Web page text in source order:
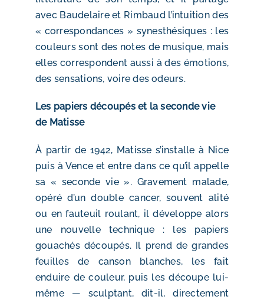
avec Baudelaire et Rimbaud l’intuition des
« correspondances » synesthésiques : les
couleurs sont des notes de musique, mais
elles correspondent aussi à des émotions,
des sensations, voire des odeurs.
Les papiers découpés et la seconde vie
de Matisse
À partir de 1942, Matisse s’installe à Nice
puis à Vence et entre dans ce qu’il appelle
sa « seconde vie ». Gravement malade,
opéré d’un double cancer, souvent alité
ou en fauteuil roulant, il développe alors
une nouvelle technique : les papiers
gouachés découpés. Il prend de grandes
feuilles de canson blanches, les fait
enduire de couleur, puis les découpe lui-
même — sculptant, dit-il, directement